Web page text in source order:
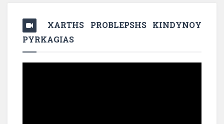
XARTHS PROBLEPSHS KINDYNOY
PYRKAGIAS